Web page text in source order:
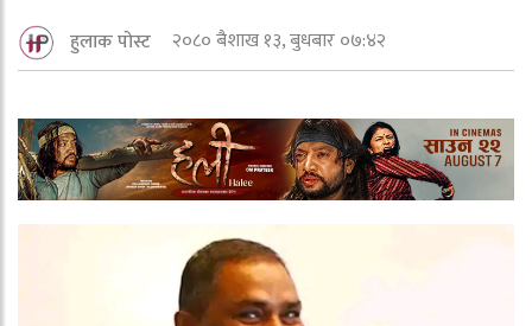
हुलाक पोस्ट २०८० बैशाख १३, बुधबार ०७:४२